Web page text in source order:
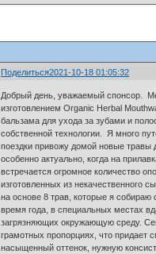
Поделиться2021-10-18 01:05:32
Добрый день, уважаемый спонсор.
изготовлением Organic Herbal
бальзама для ухода за зубами и
собственной технологии. Я много
поездки привожу домой новые травы
особенно актуально, когда на
встречается огромное количество
изготовленных из некачественного
на основе 8 трав, которые я
время года, в специальных местах
загрязняющих окружающую среду.
грамотных пропорциях, что придает
насыщенный оттенок, нужную